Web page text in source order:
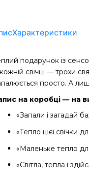
Характеристики
подарунок із
свічці — трохи
просто. А
на коробці — на
«Запали і загадай
«Тепло цієї свічки
«Маленьке тепло
«Світла, тепла і